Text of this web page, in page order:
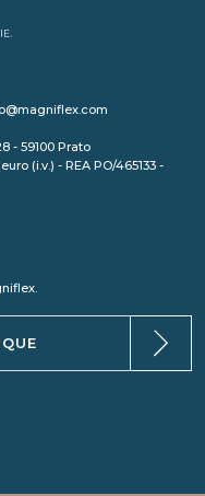
- 59100 Prato
(i.v.) - REA PO/465133 -